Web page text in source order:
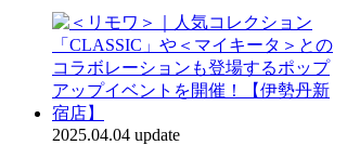
2025.04.04 update